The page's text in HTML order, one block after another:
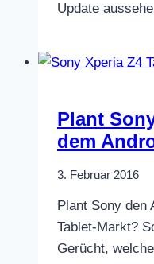
Update
Plant
dem
3. Februar 2016
Plant Sony den
Tablet-Markt?
Gerücht,